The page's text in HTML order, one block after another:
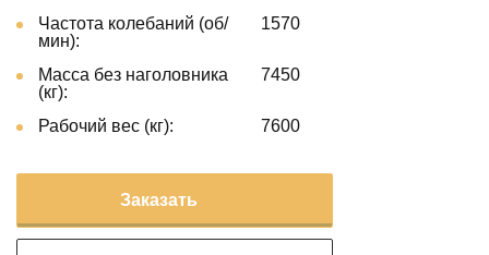
Частота колебаний (об/
мин):
1570
Масса без наголовника
(кг):
7450
Рабочий вес (кг): 7600
Заказать